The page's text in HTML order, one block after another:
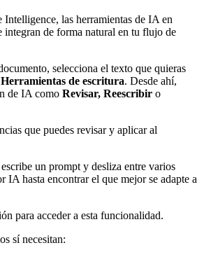
las herramientas de IA en
de forma natural en tu flujo de
selecciona el texto que quieras
Herramientas de escritura. Desde ahí,
de IA como Revisar, Reescribir o
que puedes revisar y aplicar al
un prompt y desliza entre varios
IA hasta encontrar el que mejor se adapte a
para acceder a esta funcionalidad.
sí necesitan: